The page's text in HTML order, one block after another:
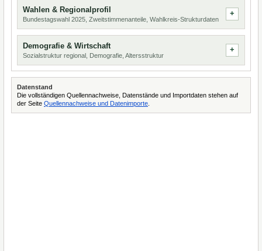
Wahlen & Regionalprofil
Bundestagswahl 2025, Zweitstimmenanteile, Wahlkreis-Strukturdaten
Demografie & Wirtschaft
Sozialstruktur regional, Demografie, Altersstruktur
Datenstand
Die vollständigen Quellennachweise, Datenstände und Importdaten stehen auf
der Seite Quellennachweise und Datenimporte